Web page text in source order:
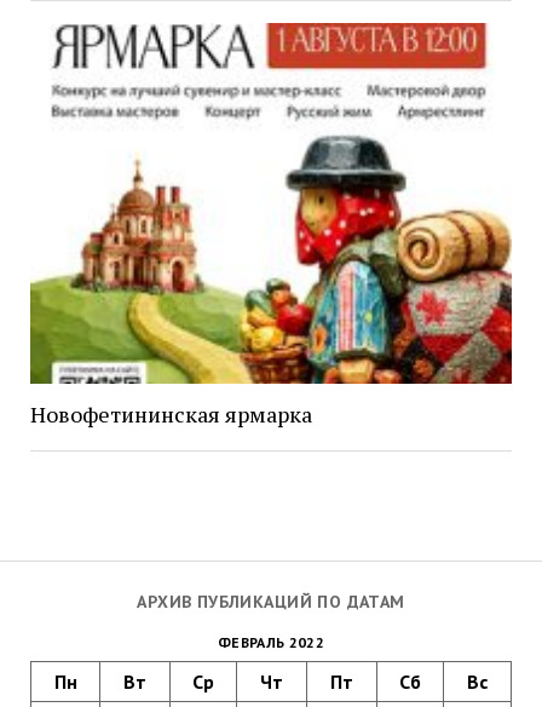
АРХИВ ПУБЛИКАЦИЙ ПО ДАТАМ
ФЕВРАЛЬ 2022
Пн Вт Ср Чт Пт Сб Вс
Новофетининская ярмарка